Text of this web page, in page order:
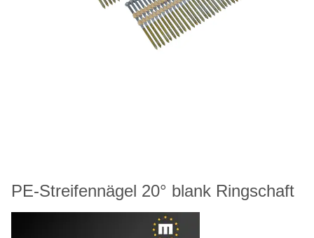
PE-Streifennägel 20° blank Ringschaft